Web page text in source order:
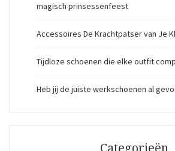
magisch prinsessenfeest
Accessoires De Krachtpatser van Je
Tijdloze schoenen die elke outfit
Heb jij de juiste werkschoenen al